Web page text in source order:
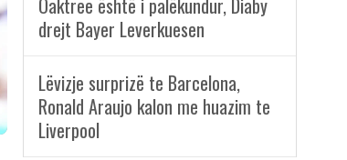
Oaktree është i palëkundur, Diaby
drejt Bayer Leverkuesen
Lëvizje surprizë te Barcelona,
Ronald Araujo kalon me huazim te
Liverpool